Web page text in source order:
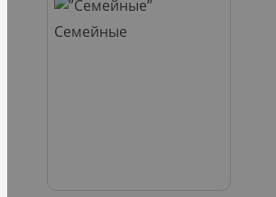
Семейные